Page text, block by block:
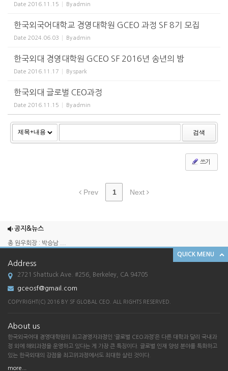
Date 2016.11.15 Byadmin
한국외국어대학교 경영대학원 GCEO 과정 SF 8기 모집
Date 2024.06.03 Byadmin
한국외대 경영대학원 GCEO SF 2016년 송년의 밤
Date 2016.11.17 Byspark
한국외대 글로벌 CEO과정
Date 2016.11.15 Byadmin
검색
쓰기
Prev 1 Next
공지&뉴스
2024 송년회
총 원우회장 : 박승남 ...
2025 송년회
2024 송년회
[한국외대 경영대학원 G-CEO SF총원우회 송...
QUICK MENU
Address
2721 Shattuck Ave. #256, Berkeley, CA 94705
gceosf@gmail.com
COPYRIGHT(C) 2016 BY SF GLOBAL CEO. ALL RIGHTS RESERVED.
About us
한국외국어대 경영대학원의 최고경영자과정인 ‘글로벌 CEO과정’은 다른 대학과 달리 국내과
정 외에 해외과정을 운영하고 있다는 게 가장 큰 특징이다. 글로벌 인재 양성 분야를 특화하고
있는 한국외대의 강점을 최고위과정에서도 최대한 살린 것이다.
more...